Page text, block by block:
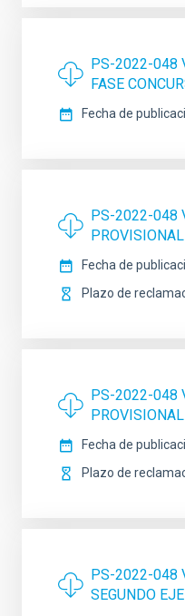
PS-2022-048
FASE
Fecha de
PS-2022-048
Fecha de
Plazo de
PS-2022-048
Fecha de
Plazo de
PS-2022-048
SEGUNDO